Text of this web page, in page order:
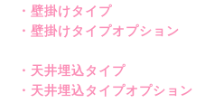
・壁掛けタイプ
・壁掛けタイプオプション
・天井埋込タイプ
・天井埋込タイプオプション